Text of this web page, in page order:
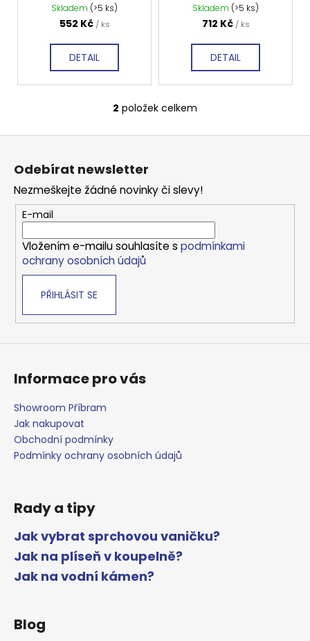
Skladem (>5 ks)
552 Kč / ks
DETAIL
Skladem (>5 ks)
712 Kč / ks
DETAIL
O
v
a
c
í
p
r
ý
p
2 položek celkem
Odebírat newsletter
Nezmeškejte žádné novinky či slevy!
E-mail
Vložením e-mailu souhlasíte s podmínkami
ochrany osobních údajů
PŘIHLÁSIT SE
Informace pro vás
Showroom Příbram
Jak nakupovat
Obchodní podmínky
Podmínky ochrany osobních údajů
Rady a tipy
Jak vybrat sprchovou vaničku?
Jak na plíseň v koupelně?
Jak na vodní kámen?
Blog